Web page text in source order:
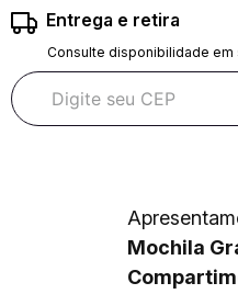
Entrega e retira
Consulte disponibilidade em
Mochila